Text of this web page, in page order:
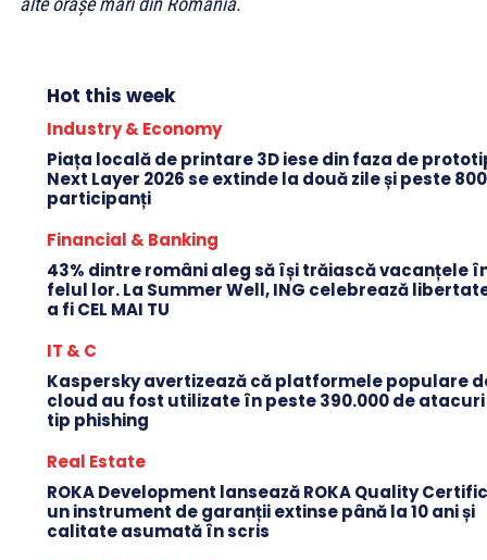
Hot this week
Industry & Economy
Piața locală de printare 3D iese din faza de
Next Layer 2026 se extinde la două zile și peste
participanți
Financial & Banking
43% dintre români aleg să își trăiască vacanțele
felul lor. La Summer Well, ING celebrează
a fi CEL MAI TU
IT & C
Kaspersky avertizează că platformele populare
cloud au fost utilizate în peste 390.000 de
tip phishing
Real Estate
ROKA Development lansează ROKA Quality
un instrument de garanții extinse până la 10 ani și
calitate asumată în scris